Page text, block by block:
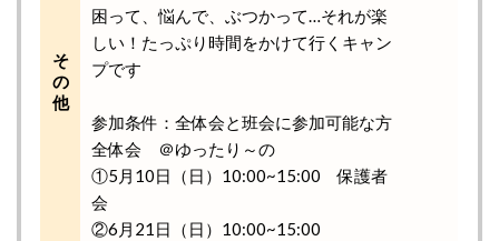
そ
の
他
困って、悩んで、ぶつかって…それが楽
しい！たっぷり時間をかけて行くキャン
プです
参加条件：全体会と班会に参加可能な方
全体会 ＠ゆったり～の
①5月10日（日）10:00~15:00 保護者
会
②6月21日（日）10:00~15:00